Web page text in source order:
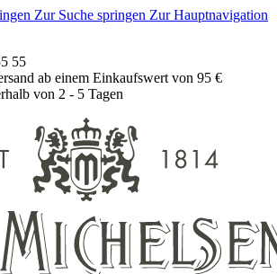
Zur Suche springen Zur Hauptnavigation
55
ab einem Einkaufswert von 95 €
von 2 - 5 Tagen